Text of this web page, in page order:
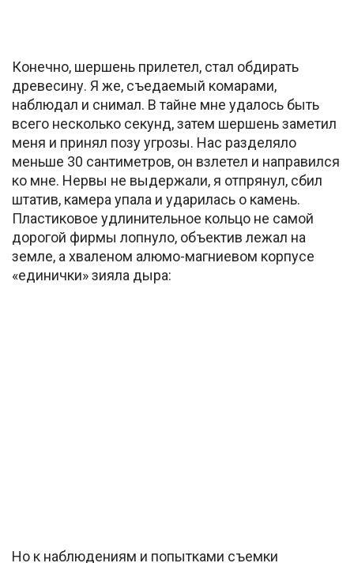
Конечно, шершень прилетел, стал обдирать
древесину. Я же, съедаемый комарами,
наблюдал и снимал. В тайне мне удалось быть
всего несколько секунд, затем шершень заметил
меня и принял позу угрозы. Нас разделяло
меньше 30 сантиметров, он взлетел и направился
ко мне. Нервы не выдержали, я отпрянул, сбил
штатив, камера упала и ударилась о камень.
Пластиковое удлинительное кольцо не самой
дорогой фирмы лопнуло, объектив лежал на
земле, а хваленом алюмо-магниевом корпусе
«единички» зияла дыра:
Но к наблюдениям и попытками съемки